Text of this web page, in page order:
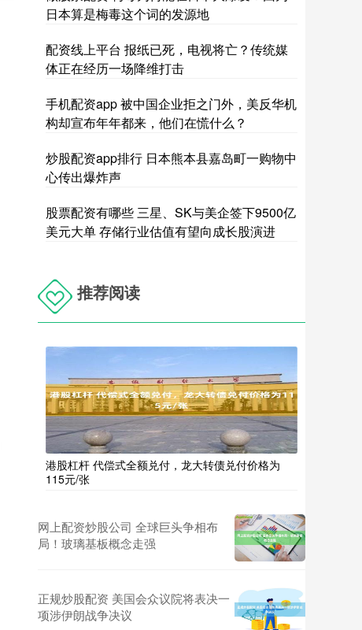
日本算是梅毒这个词的发源地
配资线上平台 报纸已死，电视将亡？传统媒
体正在经历一场降维打击
手机配资app 被中国企业拒之门外，美反华机
构却宣布年年都来，他们在慌什么？
炒股配资app排行 日本熊本县嘉岛町一购物中
心传出爆炸声
股票配资有哪些 三星、SK与美企签下9500亿
美元大单 存储行业估值有望向成长股演进
推荐阅读
港股杠杆 代偿式全额兑付，龙大转债兑付价格为
115元/张
网上配资炒股公司 全球巨头争相布
局！玻璃基板概念走强
正规炒股配资 美国会众议院将表决一
项涉伊朗战争决议